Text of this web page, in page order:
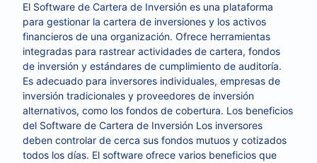
El Software de Cartera de Inversión es una plataforma
para gestionar la cartera de inversiones y los activos
financieros de una organización. Ofrece herramientas
integradas para rastrear actividades de cartera, fondos
de inversión y estándares de cumplimiento de auditoría.
Es adecuado para inversores individuales, empresas de
inversión tradicionales y proveedores de inversión
alternativos, como los fondos de cobertura. Los beneficios
del Software de Cartera de Inversión Los inversores
deben controlar de cerca sus fondos mutuos y cotizados
todos los días. El software ofrece varios beneficios que